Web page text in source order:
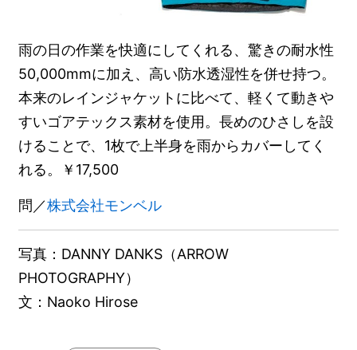
雨の日の作業を快適にしてくれる、驚きの耐水性
50,000mmに加え、高い防水透湿性を併せ持つ。
本来のレインジャケットに比べて、軽くて動きや
すいゴアテックス素材を使用。長めのひさしを設
けることで、1枚で上半身を雨からカバーしてく
れる。￥17,500
問／株式会社モンベル
写真：DANNY DANKS（ARROW
PHOTOGRAPHY）
文：Naoko Hirose